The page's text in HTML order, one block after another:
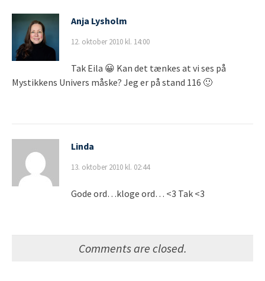
Anja Lysholm
12. oktober 2010 kl. 14:00
Tak Eila 😀 Kan det tænkes at vi ses på
Mystikkens Univers måske? Jeg er på stand 116 🙂
Linda
13. oktober 2010 kl. 02:44
Gode ord…kloge ord… <3 Tak <3
Comments are closed.